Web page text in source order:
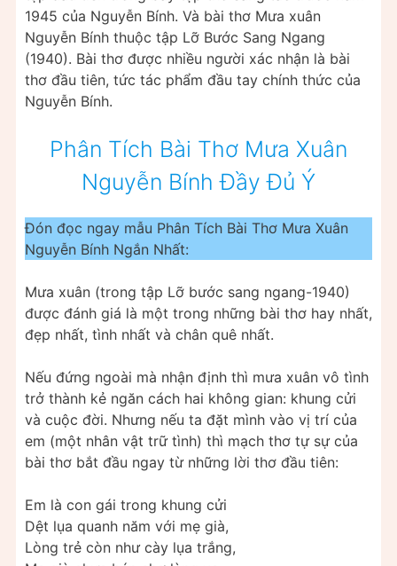
1945 của Nguyễn Bính. Và bài thơ Mưa xuân
Nguyễn Bính thuộc tập Lỡ Bước Sang Ngang
(1940). Bài thơ được nhiều người xác nhận là bài
thơ đầu tiên, tức tác phẩm đầu tay chính thức của
Nguyễn Bính.
Phân Tích Bài Thơ Mưa Xuân
Nguyễn Bính Đầy Đủ Ý
Đón đọc ngay mẫu Phân Tích Bài Thơ Mưa Xuân
Nguyễn Bính Ngắn Nhất:
Mưa xuân (trong tập Lỡ bước sang ngang-1940)
được đánh giá là một trong những bài thơ hay nhất,
đẹp nhất, tình nhất và chân quê nhất.
Nếu đứng ngoài mà nhận định thì mưa xuân vô tình
trở thành kẻ ngăn cách hai không gian: khung cửi
và cuộc đời. Nhưng nếu ta đặt mình vào vị trí của
em (một nhân vật trữ tình) thì mạch thơ tự sự của
bài thơ bắt đầu ngay từ những lời thơ đầu tiên:
Em là con gái trong khung cửi
Dệt lụa quanh năm với mẹ già,
Lòng trẻ còn như cày lụa trắng,